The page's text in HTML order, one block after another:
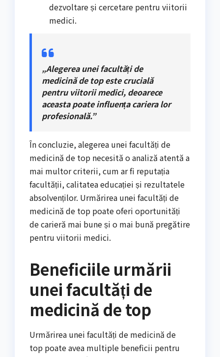
dezvoltare și cercetare pentru viitorii
medici.
„Alegerea unei facultăți de
medicină de top este crucială
pentru viitorii medici, deoarece
aceasta poate influența cariera lor
profesională.”
În concluzie, alegerea unei facultăți de
medicină de top necesită o analiză atentă a
mai multor criterii, cum ar fi reputația
facultății, calitatea educației și rezultatele
absolvenților. Urmărirea unei facultăți de
medicină de top poate oferi oportunități
de carieră mai bune și o mai bună pregătire
pentru viitorii medici.
Beneficiile urmării
unei facultăți de
medicină de top
Urmărirea unei facultăți de medicină de
top poate avea multiple beneficii pentru